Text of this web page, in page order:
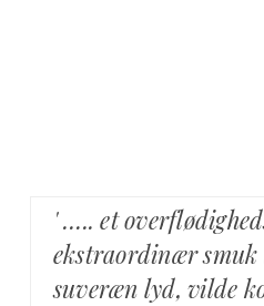
' ….. et
ekstraordinær smuk
suveræn lyd, vilde